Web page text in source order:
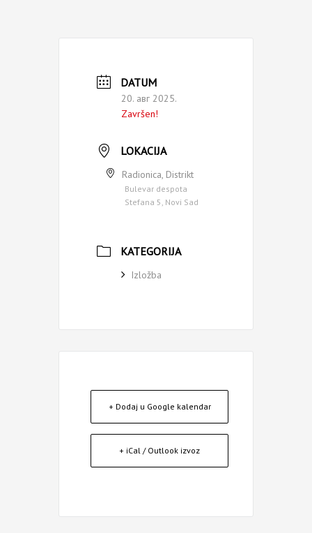
DATUM
20. авг 2025.
Završen!
LOKACIJA
Radionica, Distrikt
Bulevar despota
Stefana 5, Novi Sad
KATEGORIJA
Izložba
+ Dodaj u Google kalendar
+ iCal / Outlook izvoz